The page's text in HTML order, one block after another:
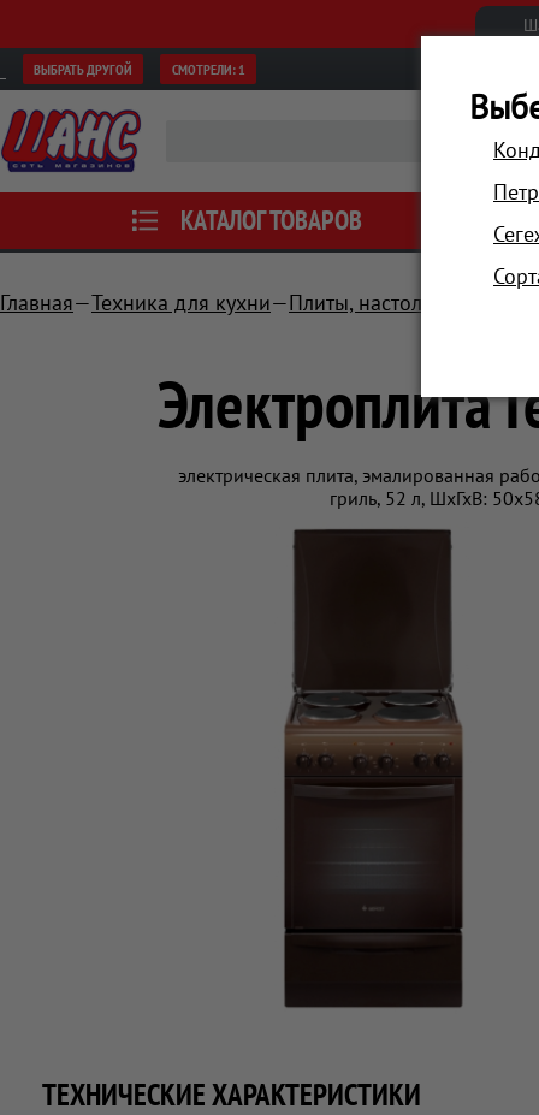
ВЫБРАТЬ ДРУГОЙ СМОТРЕЛИ: 1
КАТАЛОГ ТОВАРОВ АКЦИИ
Главная Техника для кухни Плиты, настольные
Электроплита
электрическая плита, эмалированная
гриль, 52 л, ШхГхВ:
ТЕХНИЧЕСКИЕ ХАРАКТЕРИСТИКИ